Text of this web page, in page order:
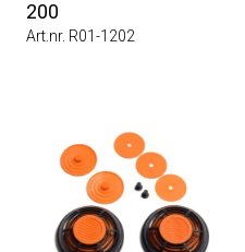
200
Art.nr. R01-1202